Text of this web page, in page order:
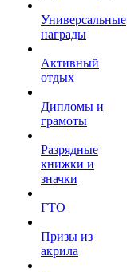
Универсальные
награды
Активный
отдых
Дипломы и
грамоты
Разрядные
книжки и
значки
ГТО
Призы из
акрила